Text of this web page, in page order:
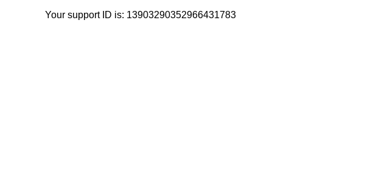
Your support ID is: 13903290352966431783